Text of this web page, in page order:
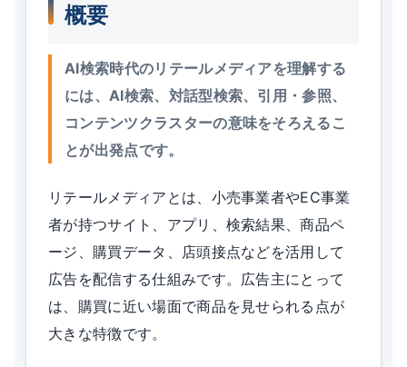
概要
AI検索時代のリテールメディアを理解する
には、AI検索、対話型検索、引用・参照、
コンテンツクラスターの意味をそろえるこ
とが出発点です。
リテールメディアとは、小売事業者やEC事業
者が持つサイト、アプリ、検索結果、商品ペ
ージ、購買データ、店頭接点などを活用して
広告を配信する仕組みです。広告主にとって
は、購買に近い場面で商品を見せられる点が
大きな特徴です。